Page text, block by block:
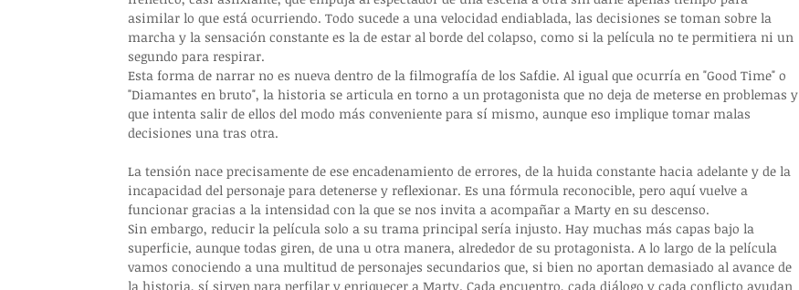
asimilar lo que está ocurriendo. Todo sucede a una velocidad endiablada, las decisiones se toman sobre la
marcha y la sensación constante es la de estar al borde del colapso, como si la película no te permitiera ni un
segundo para respirar.
Esta forma de narrar no es nueva dentro de la filmografía de los Safdie. Al igual que ocurría en "Good Time" o
"Diamantes en bruto", la historia se articula en torno a un protagonista que no deja de meterse en problemas y
que intenta salir de ellos del modo más conveniente para sí mismo, aunque eso implique tomar malas
decisiones una tras otra.
La tensión nace precisamente de ese encadenamiento de errores, de la huida constante hacia adelante y de la
incapacidad del personaje para detenerse y reflexionar. Es una fórmula reconocible, pero aquí vuelve a
funcionar gracias a la intensidad con la que se nos invita a acompañar a Marty en su descenso.
Sin embargo, reducir la película solo a su trama principal sería injusto. Hay muchas más capas bajo la
superficie, aunque todas giren, de una u otra manera, alrededor de su protagonista. A lo largo de la película
vamos conociendo a una multitud de personajes secundarios que, si bien no aportan demasiado al avance de
la historia, sí sirven para perfilar y enriquecer a Marty. Cada encuentro, cada diálogo y cada conflicto ayudan